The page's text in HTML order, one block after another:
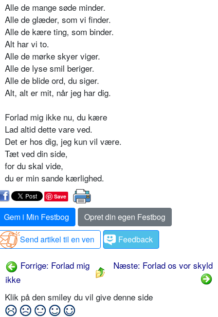
Alle de mange søde minder.
Alle de glæder, som vi finder.
Alle de kære ting, som binder.
Alt har vi to.
Alle de mørke skyer viger.
Alle de lyse smil beriger.
Alle de blide ord, du siger.
Alt, alt er mit, når jeg har dig.
Forlad mig ikke nu, du kære
Lad altid dette vare ved.
Det er hos dig, jeg kun vil være.
Tæt ved din side,
for du skal vide,
du er min sande kærlighed.
Save
Gem i Min Festbog
Opret din egen Festbog
Send artikel til en ven
Feedback
Forrige: Forlad mig
ikke
Næste: Forlad os vor skyld
Klik på den smiley du vil give denne side